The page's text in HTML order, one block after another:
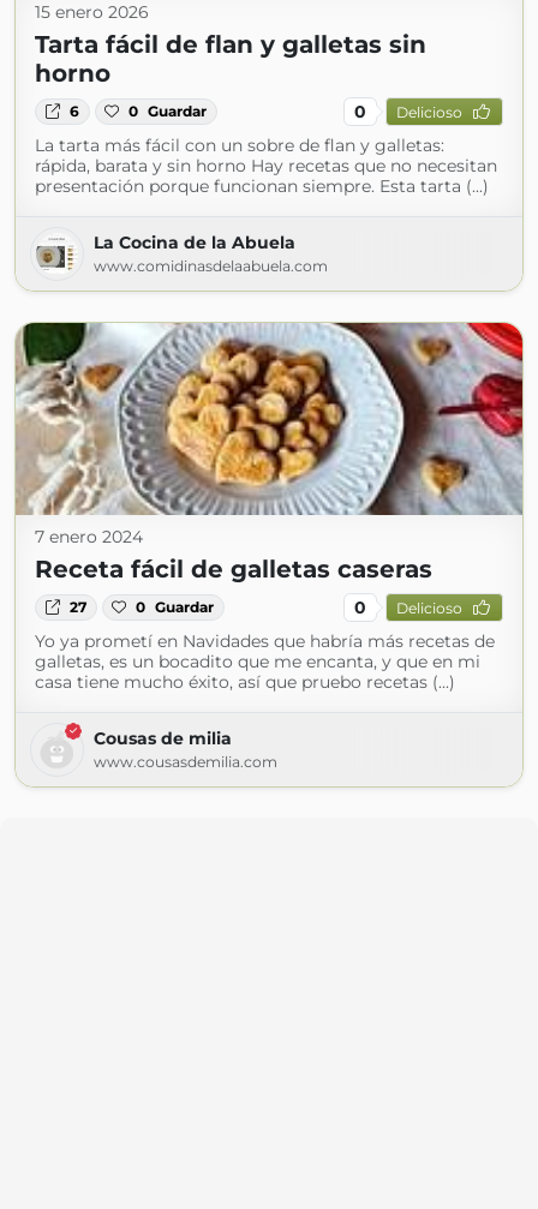
15 enero 2026
Tarta fácil de flan y galletas sin
horno
6 0 Guardar 0 Delicioso
La tarta más fácil con un sobre de flan y galletas:
rápida, barata y sin horno Hay recetas que no necesitan
presentación porque funcionan siempre. Esta tarta (...)
La Cocina de la Abuela
www.comidinasdelaabuela.com
7 enero 2024
Receta fácil de galletas caseras
27 0 Guardar 0 Delicioso
Yo ya prometí en Navidades que habría más recetas de
galletas, es un bocadito que me encanta, y que en mi
casa tiene mucho éxito, así que pruebo recetas (...)
Cousas de milia
www.cousasdemilia.com